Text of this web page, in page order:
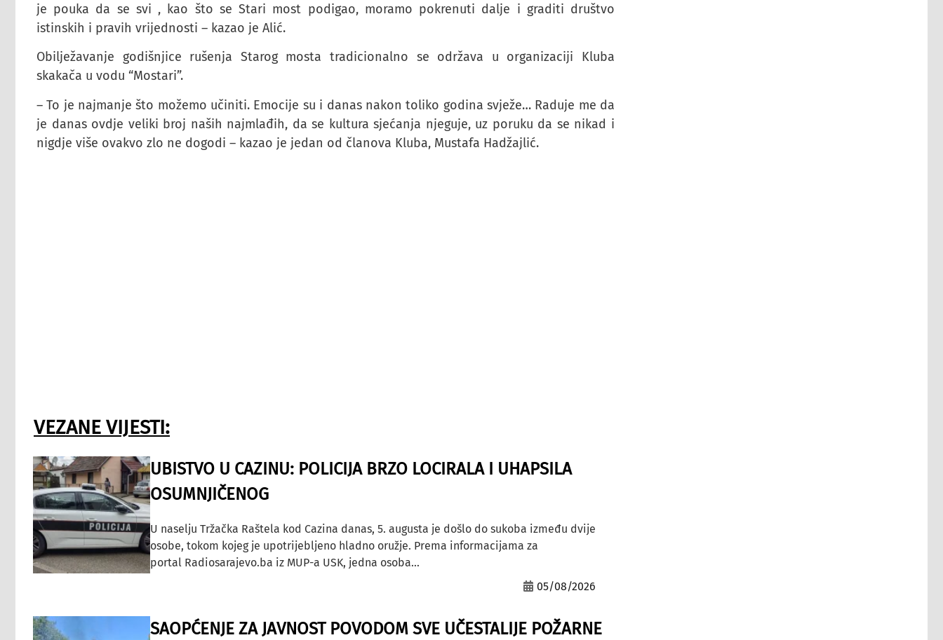
je pouka da se svi , kao što se Stari most podigao, moramo pokrenuti dalje i graditi društvo
istinskih i pravih vrijednosti – kazao je Alić.
Obilježavanje godišnjice rušenja Starog mosta tradicionalno se održava u organizaciji Kluba
skakača u vodu “Mostari”.
– To je najmanje što možemo učiniti. Emocije su i danas nakon toliko godina svježe… Raduje me da
je danas ovdje veliki broj naših najmlađih, da se kultura sjećanja njeguje, uz poruku da se nikad i
nigdje više ovakvo zlo ne dogodi – kazao je jedan od članova Kluba, Mustafa Hadžajlić.
VEZANE VIJESTI:
UBISTVO U CAZINU: POLICIJA BRZO LOCIRALA I UHAPSILA
OSUMNJIČENOG
U naselju Tržačka Raštela kod Cazina danas, 5. augusta je došlo do sukoba između dvije
osobe, tokom kojeg je upotrijebljeno hladno oružje. Prema informacijama za
portal Radiosarajevo.ba iz MUP-a USK, jedna osoba...
05/08/2026
SAOPĆENJE ZA JAVNOST POVODOM SVE UČESTALIJE POŽARNE